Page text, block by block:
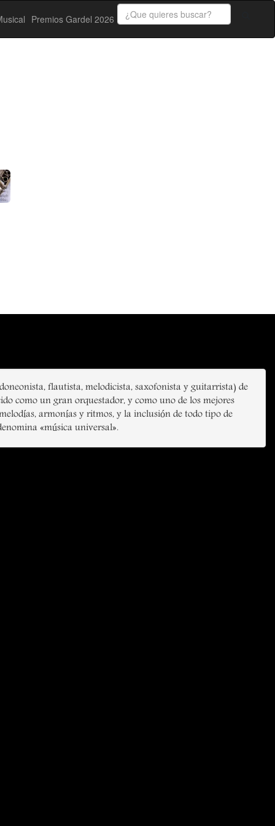
Premios Gardel 2026
flautista, melodicista, saxofonista y guitarrista) de
como un gran orquestador, y como uno de los mejores
armonías y ritmos, y la inclusión de todo tipo de
«música universal».